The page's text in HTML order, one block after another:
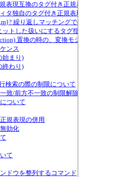
表現互換のタグ付き正規表現
タ独自のタグ付き正規表現
繰り返しマッチングでのものぐさ指定
ットした扱いにするタグ指定
置換の時の、変換モジュールによる
ンス
始まり)
終わり)
検索の際の制限について
致/前方不一致の制限解除
ついて
規表現の併用
効化
て
ドウを整列するコマンド